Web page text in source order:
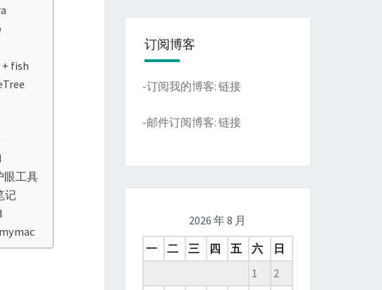
fish
眼工具
记
订阅博客
-订阅我的博客: 链接
-邮件订阅博客: 链接
2026 年 8 月
一
二 三 四 五 六
日
1
2